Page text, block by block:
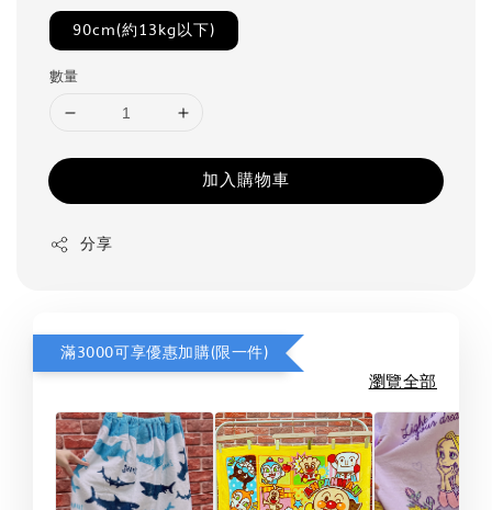
90cm(約13kg以下)
數量
加入購物車
分享
滿3000可享優惠加購(限一件)
瀏覽全部